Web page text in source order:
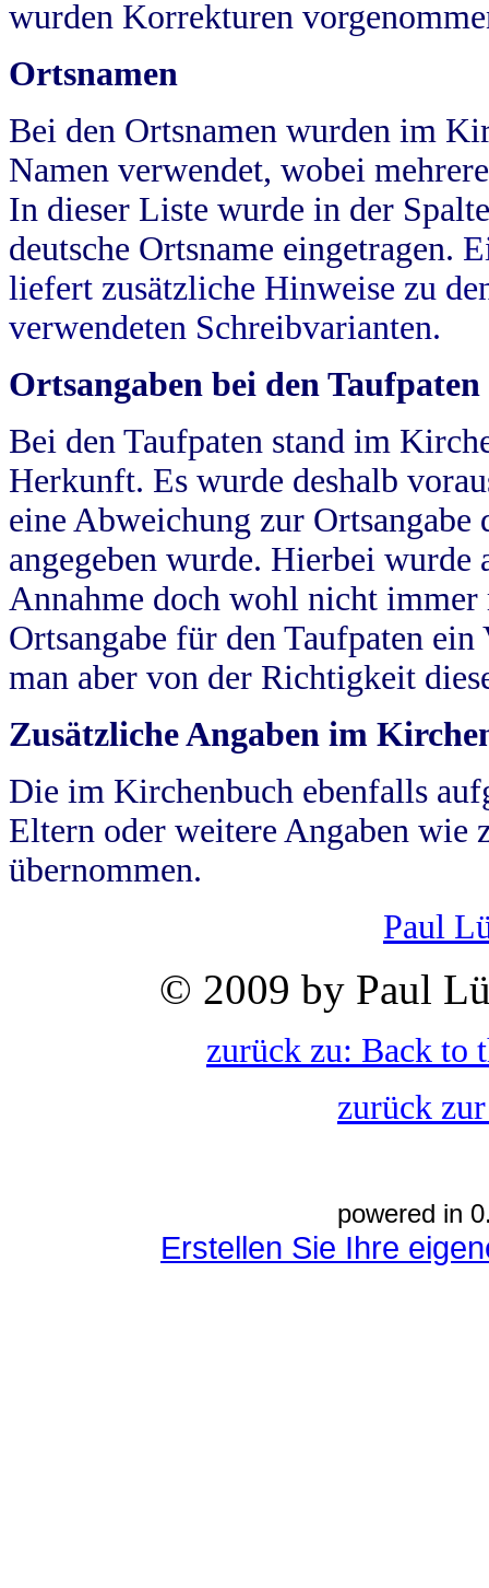
wurden Korrekturen
Ortsnamen
Bei den Ortsnamen wurden im
Namen verwendet, wobei
In dieser Liste wurde in der
deutsche Ortsname eingetragen.
liefert zusätzliche Hinweise zu
verwendeten Schreibvarianten.
Ortsangaben bei den Taufpaten
Bei den Taufpaten stand im
Herkunft. Es wurde deshalb
eine Abweichung zur
angegeben wurde. Hierbei wurde
Annahme doch wohl nicht
Ortsangabe für den Taufpaten
man aber von der Richtigkeit
Zusätzliche Angaben im
Die im Kirchenbuch ebenfalls
Eltern oder weitere Angaben wie
übernommen.
Paul
© 2009 by Paul
zurück zu: Back to
zurück
powered in
Erstellen Sie Ihre